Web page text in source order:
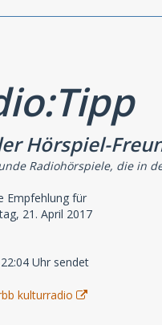
Hörspiel-
Radiohörspiele, die in
Empfehlung für
21. April 2017
Uhr sendet